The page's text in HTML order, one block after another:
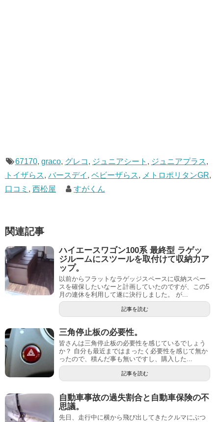
67170, graco, グレコ , ジュニアシート , ジュニアプラス,
トイザらス, バースデイ , ベビーザらス, メトロポリタンGR,
口コミ , 西松屋 すがくん
関連記事
ハイエースワゴン100系 最終型 ラゲッ
ジルームにスツールを取付けて収納力ア
ップ。
以前からフラットなラゲッジスペースに収納スペー
スを確保したいなーと計画していたのですが、この5
月の連休を利用して遂に決行しました。 が...
記事を読む
三角停止板の必要性。
皆さんは三角停止板の必要性を感じているでしょう
か？ 自分も最近まではまったく必要性を感じて無か
ったので、積んだ事も無いですし、購入した...
記事を読む
自動車事故の過失割合と自動車保険の不
思議。
先日、走行中に横から飛び出してきたクルマにぶつ